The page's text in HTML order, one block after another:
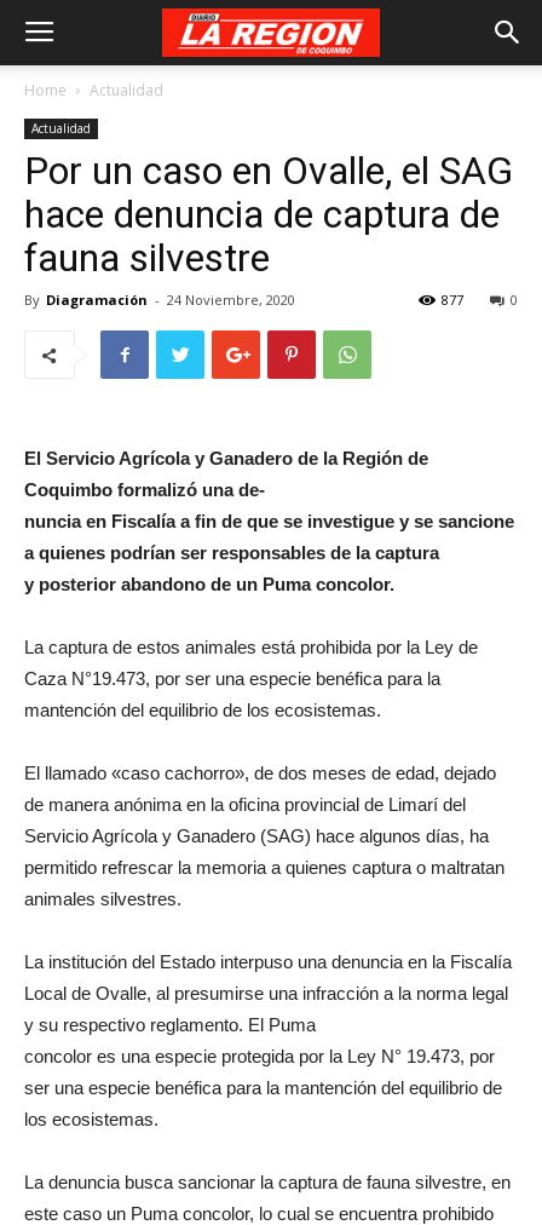
Home Actualidad
Actualidad
Por un caso en Ovalle, el SAG
hace denuncia de captura de
fauna silvestre
By Diagramación - 24 Noviembre, 2020 0
877
El Servicio Agrícola y Ganadero de la Región de
Coquimbo formalizó una de-
nuncia en Fiscalía a fin de que se investigue y se sancione
a quienes podrían ser responsables de la captura
y posterior abandono de un Puma concolor.
La captura de estos animales está prohibida por la Ley de
Caza N°19.473, por ser una especie benéfica para la
mantención del equilibrio de los ecosistemas.
El llamado «caso cachorro», de dos meses de edad, dejado
de manera anónima en la oficina provincial de Limarí del
Servicio Agrícola y Ganadero (SAG) hace algunos días, ha
permitido refrescar la memoria a quienes captura o maltratan
animales silvestres.
La institución del Estado interpuso una denuncia en la Fiscalía
Local de Ovalle, al presumirse una infracción a la norma legal
y su respectivo reglamento. El Puma
concolor es una especie protegida por la Ley N° 19.473, por
ser una especie benéfica para la mantención del equilibrio de
los ecosistemas.
La denuncia busca sancionar la captura de fauna silvestre, en
este caso un Puma concolor, lo cual se encuentra prohibido